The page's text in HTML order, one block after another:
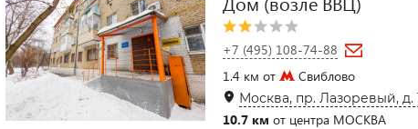
+7 (495) 108-74-88
1.4 км от
Свиблово
Москва, пр. Лазоревый, д.
10.7 км от центра МОСКВА